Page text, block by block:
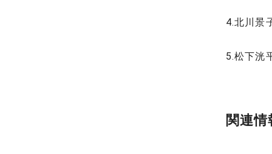
4.北川景
5.松下洸
関連